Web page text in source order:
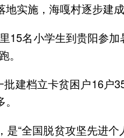
施，海嘎村逐步建成
名小学生到贵阳参
建档立卡贫困户16户
“全国脱贫攻坚先进